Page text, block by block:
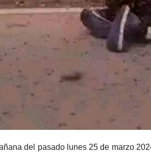
del pasado lunes 25 de marzo